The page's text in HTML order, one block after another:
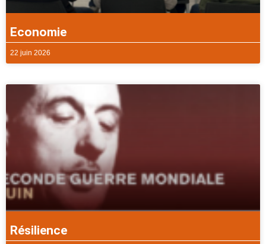
Economie
22 juin 2026
Résilience